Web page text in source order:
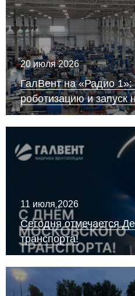
20 июля 2026
ГалВент на «Радио 1»:
роботизацию и запуск
11 июля 2026
Сегодня отмечается
транспорта!